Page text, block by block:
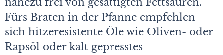
nahezu frei von gesättigten Fettsäuren.
Fürs Braten in der Pfanne empfehlen
sich hitzeresistente Öle wie Oliven- oder
Rapsöl oder kalt gepresstes